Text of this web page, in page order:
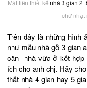
Mặt tiền thiết kế nhà 3 gian 2
chữ nhật
Trên đây là những hình
như mẫu nhà gỗ 3 gian
căn nhà vừa ở kết hợp
ích cho anh chị. Hãy
thất nhà 4 gian hay 5